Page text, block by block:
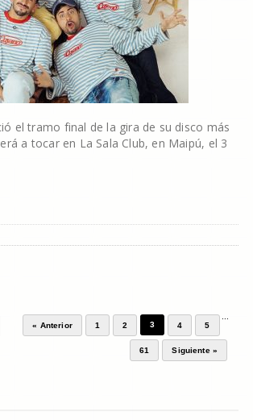
el tramo final de la gira de su disco más
a tocar en La Sala Club, en Maipú, el 3
« Anterior 1 2 3 4 5
61 Siguiente »